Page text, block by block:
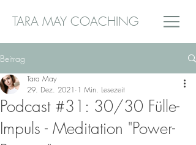
TARA MAY COACHING
Beitrag
Podcast #31: 30/30 Fülle-
Impuls - Meditation "Power-
Tara May
29. Dez. 2021 1 Min. Lesezeit